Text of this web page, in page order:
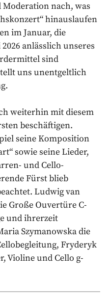
nach, was
hinauslaufen
im Januar, die
anlässlich unseres
sind
uns unentgeltlich
weiterhin mit diesem
beschäftigen.
seine Komposition
sowie seine Lieder,
und Cello-
Fürst blieb
Ludwig van
Große Ouvertüre C-
und ihrerzeit
Szymanowska die
Fryderyk
Violine und Cello g-